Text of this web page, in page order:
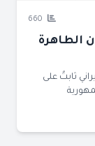
الطاهرة
ثابتٌ على